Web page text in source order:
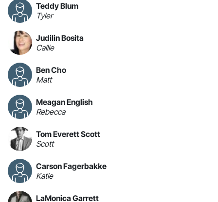
Teddy Blum
Tyler
Judilin Bosita
Callie
Ben Cho
Matt
Meagan English
Rebecca
Tom Everett Scott
Scott
Carson Fagerbakke
Katie
LaMonica Garrett